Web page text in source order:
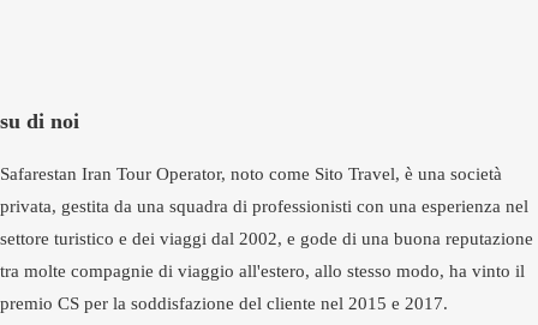
su di noi
Safarestan Iran Tour Operator, noto come Sito Travel, è una società
privata, gestita da una squadra di professionisti con una esperienza nel
settore turistico e dei viaggi dal 2002, e gode di una buona reputazione
tra molte compagnie di viaggio all'estero, allo stesso modo, ha vinto il
premio CS per la soddisfazione del cliente nel 2015 e 2017.